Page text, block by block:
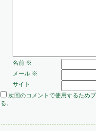
名前 ※
メール ※
サイト
次回のコメントで使用するため
る。